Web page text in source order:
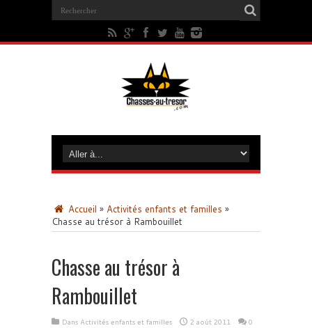
Accueil » Activités enfants et familles »
Chasse au trésor à Rambouillet
Chasse au trésor à
Rambouillet
Dans Activités enfants et familles 2 août 2011 0